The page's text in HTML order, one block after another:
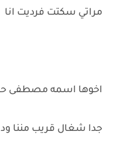
مراتي سكتت فرديت انا
اخوها اسمه مصطفى
جدا شغال قريب مننا